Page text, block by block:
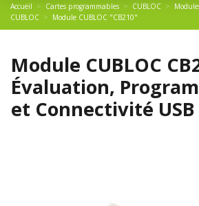
Accueil Cartes programmables CUBLOC
CUBLOC
Module CUBLOC "CB210"
Module CUBLOC
Évaluation,
et Connectivité USB